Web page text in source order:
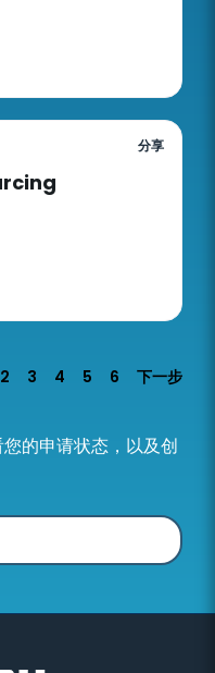
分享
2 3 4 5 6 下一步
的申请状态，以及创